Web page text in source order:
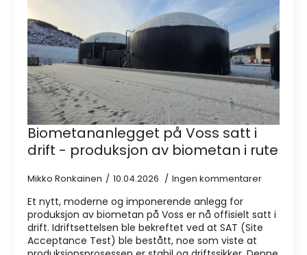
Biometananlegget på Voss satt i
drift - produksjon av biometan i rute
Mikko Ronkainen 10.04.2026 Ingen kommentarer
Et nytt, moderne og imponerende anlegg for
produksjon av biometan på Voss er nå offisielt satt i
drift. Idriftsettelsen ble bekreftet ved at SAT (Site
Acceptance Test) ble bestått, noe som viste at